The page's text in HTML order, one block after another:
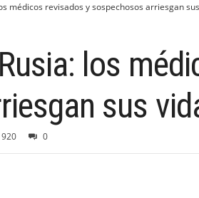
médicos revisados ​​y sospechosos arriesgan
los
sus
920 0